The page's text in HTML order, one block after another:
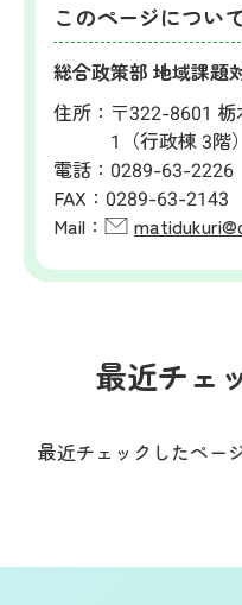
このページについ
総合政策部 地域課題
住所： 〒322-8601
1（行政棟 3階）
電話： 0289-63-2226
FAX： 0289-63-2143
Mail：
最近チェ
最近チェックしたペー